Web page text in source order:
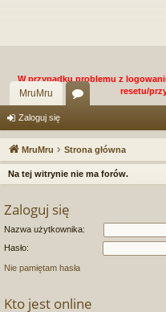
W przypadku problemu z
resetu/
MruMru
a
Zaloguj się
MruMru Strona główna
Na tej witrynie nie ma forów.
Zaloguj się
Nazwa użytkownika:
Hasło:
Nie pamiętam hasła
Kto jest online